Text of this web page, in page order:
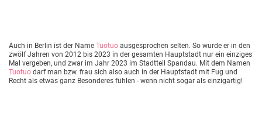
Auch in Berlin ist der Name Tuotuo ausgesprochen selten. So wurde er in den
zwölf Jahren von 2012 bis 2023 in der gesamten Hauptstadt nur ein einziges
Mal vergeben, und zwar im Jahr 2023 im Stadtteil Spandau. Mit dem Namen
Tuotuo darf man bzw. frau sich also auch in der Hauptstadt mit Fug und
Recht als etwas ganz Besonderes fühlen - wenn nicht sogar als einzigartig!